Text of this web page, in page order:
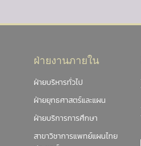
ฝ่ายงานภายใน
ฝ่ายบริหารทั่วไป
ฝ่ายยุทธศาสตร์และแผน
ฝ่ายบริการการศึกษา
สาขาวิชาการแพทย์แผนไทย